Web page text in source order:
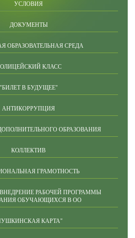
УСЛОВИЯ
ДОКУМЕНТЫ
ОБРАЗОВАТЕЛЬНАЯ СРЕДА
КЛАСС
"БИЛЕТ В БУДУЩЕЕ"
АНТИКОРРУПЦИЯ
ОБРАЗОВАНИЯ
КОЛЛЕКТИВ
ГРАМОТНОСТЬ
РАБОЧЕЙ ПРОГРАММЫ
ОБУЧАЮЩИХСЯ В ОО
КАРТА"